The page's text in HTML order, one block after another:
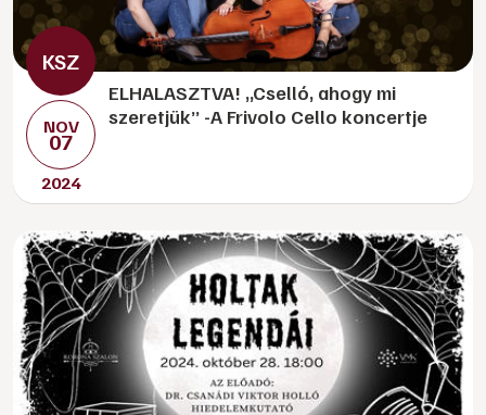
NOV
07
2024
ELHALASZTVA! „Cselló, ahogy mi
szeretjük” -A Frivolo Cello koncertje